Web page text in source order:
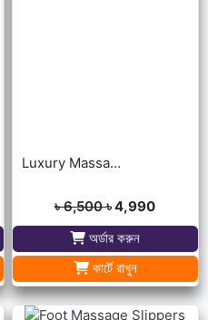
Luxury Massage Mat
৳ 6,500৳ 4,990
অর্ডার করুন
কার্টে রাখুন